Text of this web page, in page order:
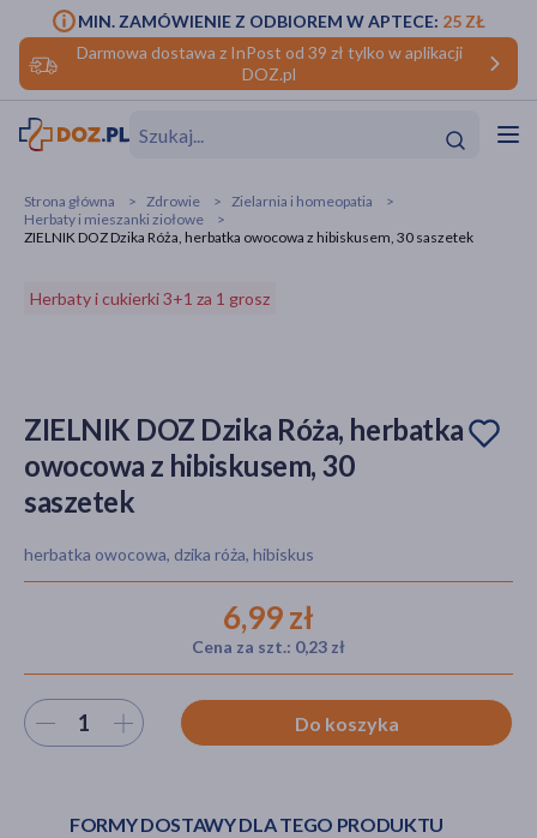
Darmowa dostawa z InPost od 39 zł tylko w aplikacji
DOZ.pl
MIN. ZAMÓWIENIE Z ODBIOREM W APTECE: 25 ZŁ
Hit
Hit
makijażu
Hit
Strona główna Zdrowie
Zielarnia i homeopatia
Herbaty i mieszanki ziołowe
ZIELNIK DOZ Dzika Róża, herbatka owocowa z hibiskusem, 30 saszetek
Herbaty i cukierki 3+1 za 1 grosz
ZIELNIK DOZ Dzika Róża, herbatka
owocowa z hibiskusem, 30
saszetek
herbatka owocowa, dzika róża, hibiskus
6,99 zł
Cena za szt.: 0,23 zł
Wybierz ilość Do koszyka
FORMY DOSTAWY DLA TEGO PRODUKTU